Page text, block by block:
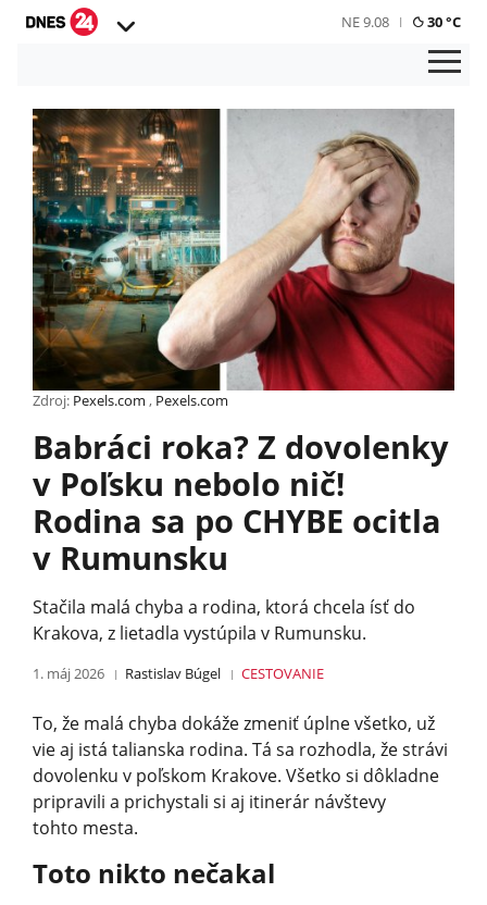
NE 9.08 30 °C
Zdroj: Pexels.com , Pexels.com
Babráci roka? Z dovolenky
v Poľsku nebolo nič!
Rodina sa po CHYBE ocitla
v Rumunsku
Stačila malá chyba a rodina, ktorá chcela ísť do
Krakova, z lietadla vystúpila v Rumunsku.
1. máj 2026 Rastislav Búgel CESTOVANIE
To, že malá chyba dokáže zmeniť úplne všetko, už
vie aj istá talianska rodina. Tá sa rozhodla, že strávi
dovolenku v poľskom Krakove. Všetko si dôkladne
pripravili a prichystali si aj itinerár návštevy
tohto mesta.
Toto nikto nečakal